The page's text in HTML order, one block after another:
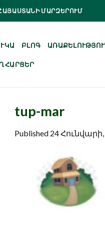
ՄԱՐԶԵՐՈՒՄ
ԲԼՈԳ
ՀԱՐՑԵՐ
tup-mar
Published 24 Հունվարի,